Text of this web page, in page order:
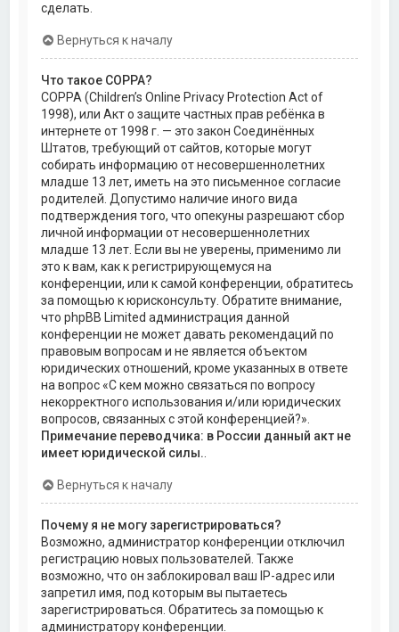
сделать.
Вернуться к началу
Что такое COPPA?
COPPA (Children’s Online Privacy Protection Act of
1998), или Акт о защите частных прав ребёнка в
интернете от 1998 г. — это закон Соединённых
Штатов, требующий от сайтов, которые могут
собирать информацию от несовершеннолетних
младше 13 лет, иметь на это письменное согласие
родителей. Допустимо наличие иного вида
подтверждения того, что опекуны разрешают сбор
личной информации от несовершеннолетних
младше 13 лет. Если вы не уверены, применимо ли
это к вам, как к регистрирующемуся на
конференции, или к самой конференции, обратитесь
за помощью к юрисконсульту. Обратите внимание,
что phpBB Limited администрация данной
конференции не может давать рекомендаций по
правовым вопросам и не является объектом
юридических отношений, кроме указанных в ответе
на вопрос «С кем можно связаться по вопросу
некорректного использования и/или юридических
вопросов, связанных с этой конференцией?».
Примечание переводчика: в России данный акт не
имеет юридической силы.
Вернуться к началу
Почему я не могу зарегистрироваться?
Возможно, администратор конференции отключил
регистрацию новых пользователей. Также
возможно, что он заблокировал ваш IP-адрес или
запретил имя, под которым вы пытаетесь
зарегистрироваться. Обратитесь за помощью к
администратору конференции.